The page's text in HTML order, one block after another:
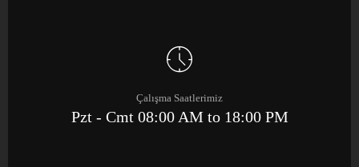
Çalışma Saatlerimiz
Pzt - Cmt 08:00 AM to 18:00 PM